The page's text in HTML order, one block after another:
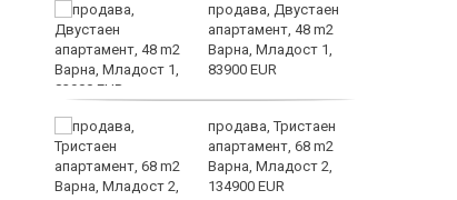
продава, Двустаен
апартамент, 48 m2
Варна, Младост 1,
83900 EUR
продава, Тристаен
апартамент, 68 m2
Варна, Младост 2,
134900 EUR